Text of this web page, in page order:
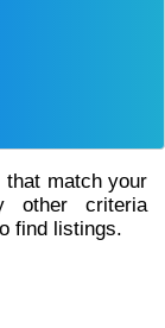
other criteria
find listings.